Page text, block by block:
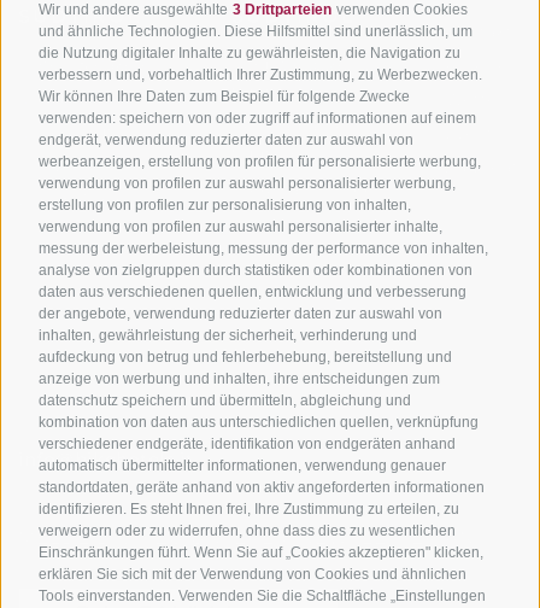
Wir und andere ausgewählte 3 Drittparteien verwenden Cookies
und ähnliche Technologien. Diese Hilfsmittel sind unerlässlich, um
die Nutzung digitaler Inhalte zu gewährleisten, die Navigation zu
verbessern und, vorbehaltlich Ihrer Zustimmung, zu Werbezwecken.
Wir können Ihre Daten zum Beispiel für folgende Zwecke
verwenden: speichern von oder zugriff auf informationen auf einem
endgerät, verwendung reduzierter daten zur auswahl von
werbeanzeigen, erstellung von profilen für personalisierte werbung,
verwendung von profilen zur auswahl personalisierter werbung,
erstellung von profilen zur personalisierung von inhalten,
verwendung von profilen zur auswahl personalisierter inhalte,
messung der werbeleistung, messung der performance von inhalten,
analyse von zielgruppen durch statistiken oder kombinationen von
daten aus verschiedenen quellen, entwicklung und verbesserung
der angebote, verwendung reduzierter daten zur auswahl von
inhalten, gewährleistung der sicherheit, verhinderung und
aufdeckung von betrug und fehlerbehebung, bereitstellung und
anzeige von werbung und inhalten, ihre entscheidungen zum
datenschutz speichern und übermitteln, abgleichung und
kombination von daten aus unterschiedlichen quellen, verknüpfung
verschiedener endgeräte, identifikation von endgeräten anhand
automatisch übermittelter informationen, verwendung genauer
standortdaten, geräte anhand von aktiv angeforderten informationen
identifizieren. Es steht Ihnen frei, Ihre Zustimmung zu erteilen, zu
verweigern oder zu widerrufen, ohne dass dies zu wesentlichen
Einschränkungen führt. Wenn Sie auf „Cookies akzeptieren" klicken,
erklären Sie sich mit der Verwendung von Cookies und ähnlichen
Tools einverstanden. Verwenden Sie die Schaltfläche „Einstellungen
SÜDTIROL
Hotels & Pakete
Urlaubspakete
Unsere Gutscheine
Hot Deals
Bike & Work
SÜDTIROL
Mountainbiken in
Südtirol
Rennradfahren in
Südtirol
Radwege in Südtirol
Bikeshops & Verleihe
Bike-Schulen
Tourenzentrale
Kontakt
Anreise
Zum
info@bikehotels.it
MELDE DICH ZU UNSEREM NEWSLETTER AN!